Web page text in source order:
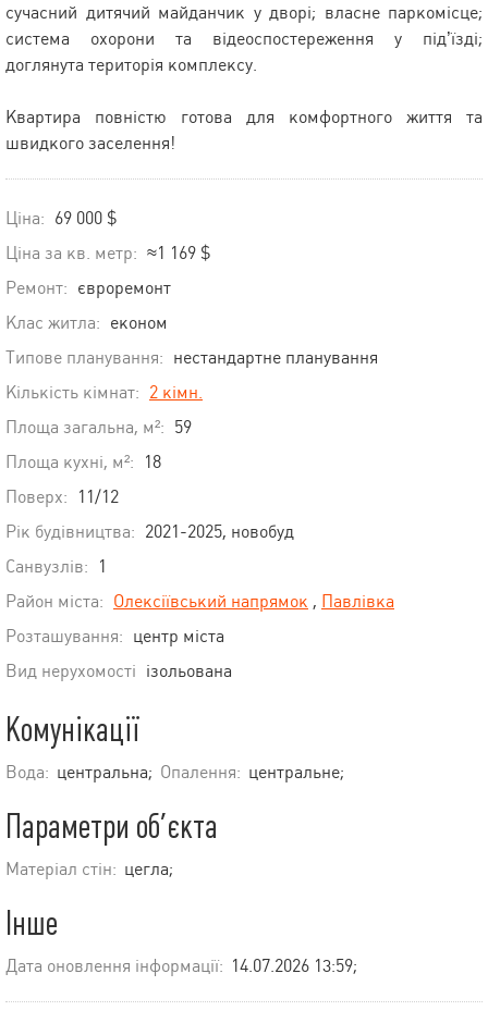
сучасний дитячий майданчик у дворі; власне паркомісце;
система охорони та відеоспостереження у під’їзді;
доглянута територія комплексу.
Квартира повністю готова для комфортного життя та
швидкого заселення!
Ціна: 69 000 $
Ціна за кв. метр: ≈1 169 $
Ремонт: євроремонт
Клас житла: економ
Типове планування: нестандартне планування
Кількість кімнат: 2 кімн.
Площа загальна, м²: 59
Площа кухні, м²:
18
Поверх:
11/12
Рік будівництва: 2021-2025, новобуд
Санвузлів:
1
Район міста: Олексіївський напрямок , Павлівка
Розташування: центр міста
Вид нерухомості ізольована
Комунікації
Вода: центральна; Опалення: центральне;
Параметри об’єкта
Матеріал стін: цегла;
Інше
Дата оновлення інформації: 14.07.2026 13:59;